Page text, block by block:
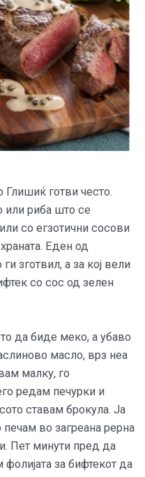
готви често.
или риба што се
со егзотични сосови
Еден од
зготвил, а за кој вели
со сос од зелен
да биде меко, а убаво
масло, врз неа
малку, го
редам печурки и
ставам брокула. Ја
во загреана рерна
Пет минути пред да
за бифтекот да